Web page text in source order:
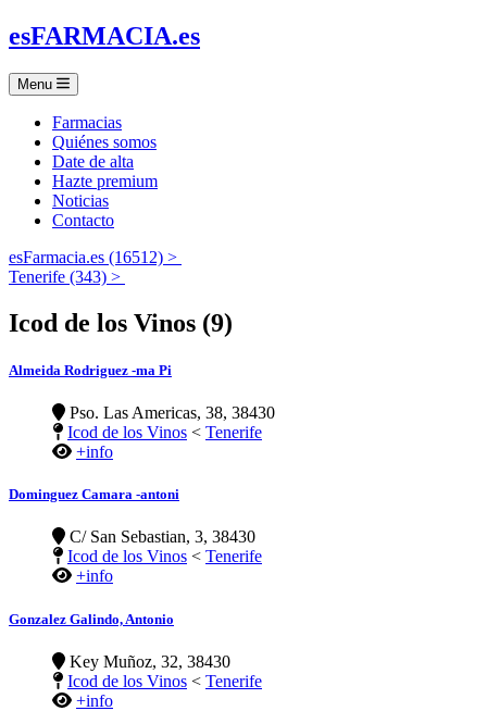
esFARMACIA.es
Menu
Farmacias
Quiénes somos
Date de alta
Hazte premium
Noticias
Contacto
esFarmacia.es (16512) >
Tenerife (343) >
Icod de los Vinos (9)
Almeida Rodriguez -ma Pi
Pso. Las Americas, 38, 38430
Icod de los Vinos < Tenerife
+info
Dominguez Camara -antoni
C/ San Sebastian, 3, 38430
Icod de los Vinos < Tenerife
+info
Gonzalez Galindo, Antonio
Key Muñoz, 32, 38430
Icod de los Vinos < Tenerife
+info